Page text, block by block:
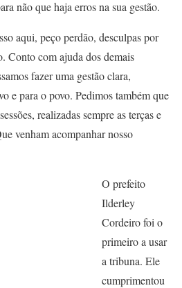
não que haja erros na sua gestão.
aqui, peço perdão, desculpas por
Conto com ajuda dos demais
fazer uma gestão clara,
e para o povo. Pedimos também que
realizadas sempre as terças e
venham acompanhar nosso
O prefeito
Ilderley
Cordeiro foi o
primeiro a usar
a tribuna. Ele
cumprimentou